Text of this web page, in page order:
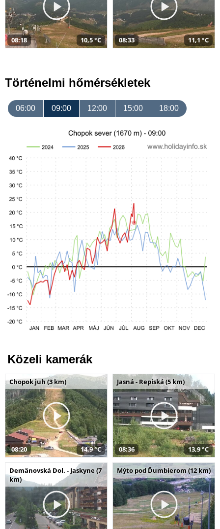
08:18 10,5 °C 08:33 11,1 °C
Történelmi hőmérsékletek
06:00 09:00 12:00 15:00 18:00
Közeli kamerák
Chopok juh (3 km)
08:20 14,9 °C
Jasná - Repiská (5 km)
08:36 13,9 °C
Demänovská Dol. - Jaskyne (7
km)
Mýto pod Ďumbierom (12 km)